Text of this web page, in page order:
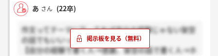
あ さん (22卒)
作文ってテーマに沿ってれば自分の経験じゃない架空
の話でもいいってことですかね？
【自分の経験で書く人→感謝、架空の話で書く人→ホ